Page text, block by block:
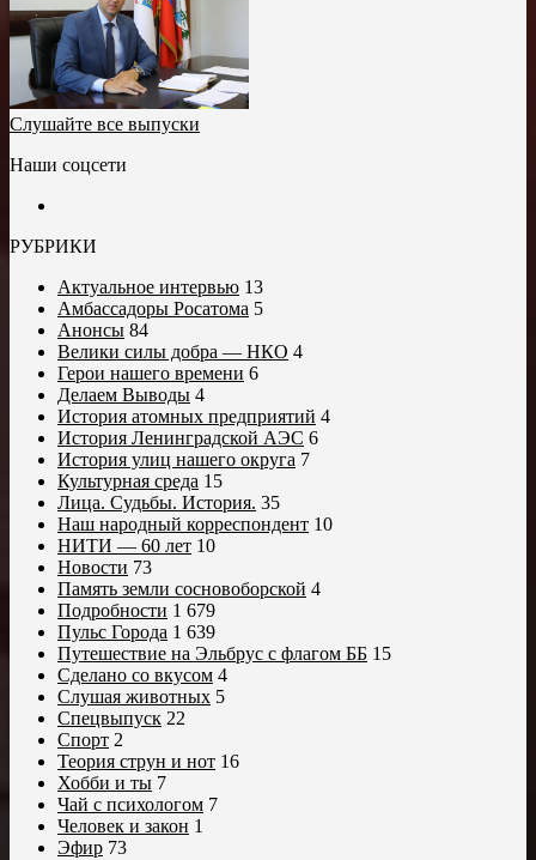
Слушайте все выпуски
Наши соцсети
РУБРИКИ
Актуальное интервью 13
Амбассадоры Росатома 5
Анонсы 84
Велики силы добра — НКО 4
Герои нашего времени 6
Делаем Выводы 4
История атомных предприятий 4
История Ленинградской АЭС 6
История улиц нашего округа 7
Культурная среда 15
Лица. Судьбы. История. 35
Наш народный корреспондент 10
НИТИ — 60 лет 10
Новости 73
Память земли сосновоборской 4
Подробности 1 679
Пульс Города 1 639
Путешествие на Эльбрус с флагом ББ 15
Сделано со вкусом 4
Слушая животных 5
Спецвыпуск 22
Спорт 2
Теория струн и нот 16
Хобби и ты 7
Чай с психологом 7
Человек и закон 1
Эфир 73